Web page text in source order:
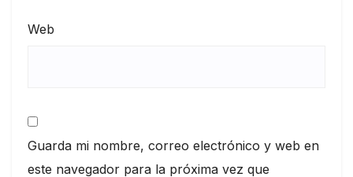
Web
Guarda mi nombre, correo electrónico y web en
este navegador para la próxima vez que